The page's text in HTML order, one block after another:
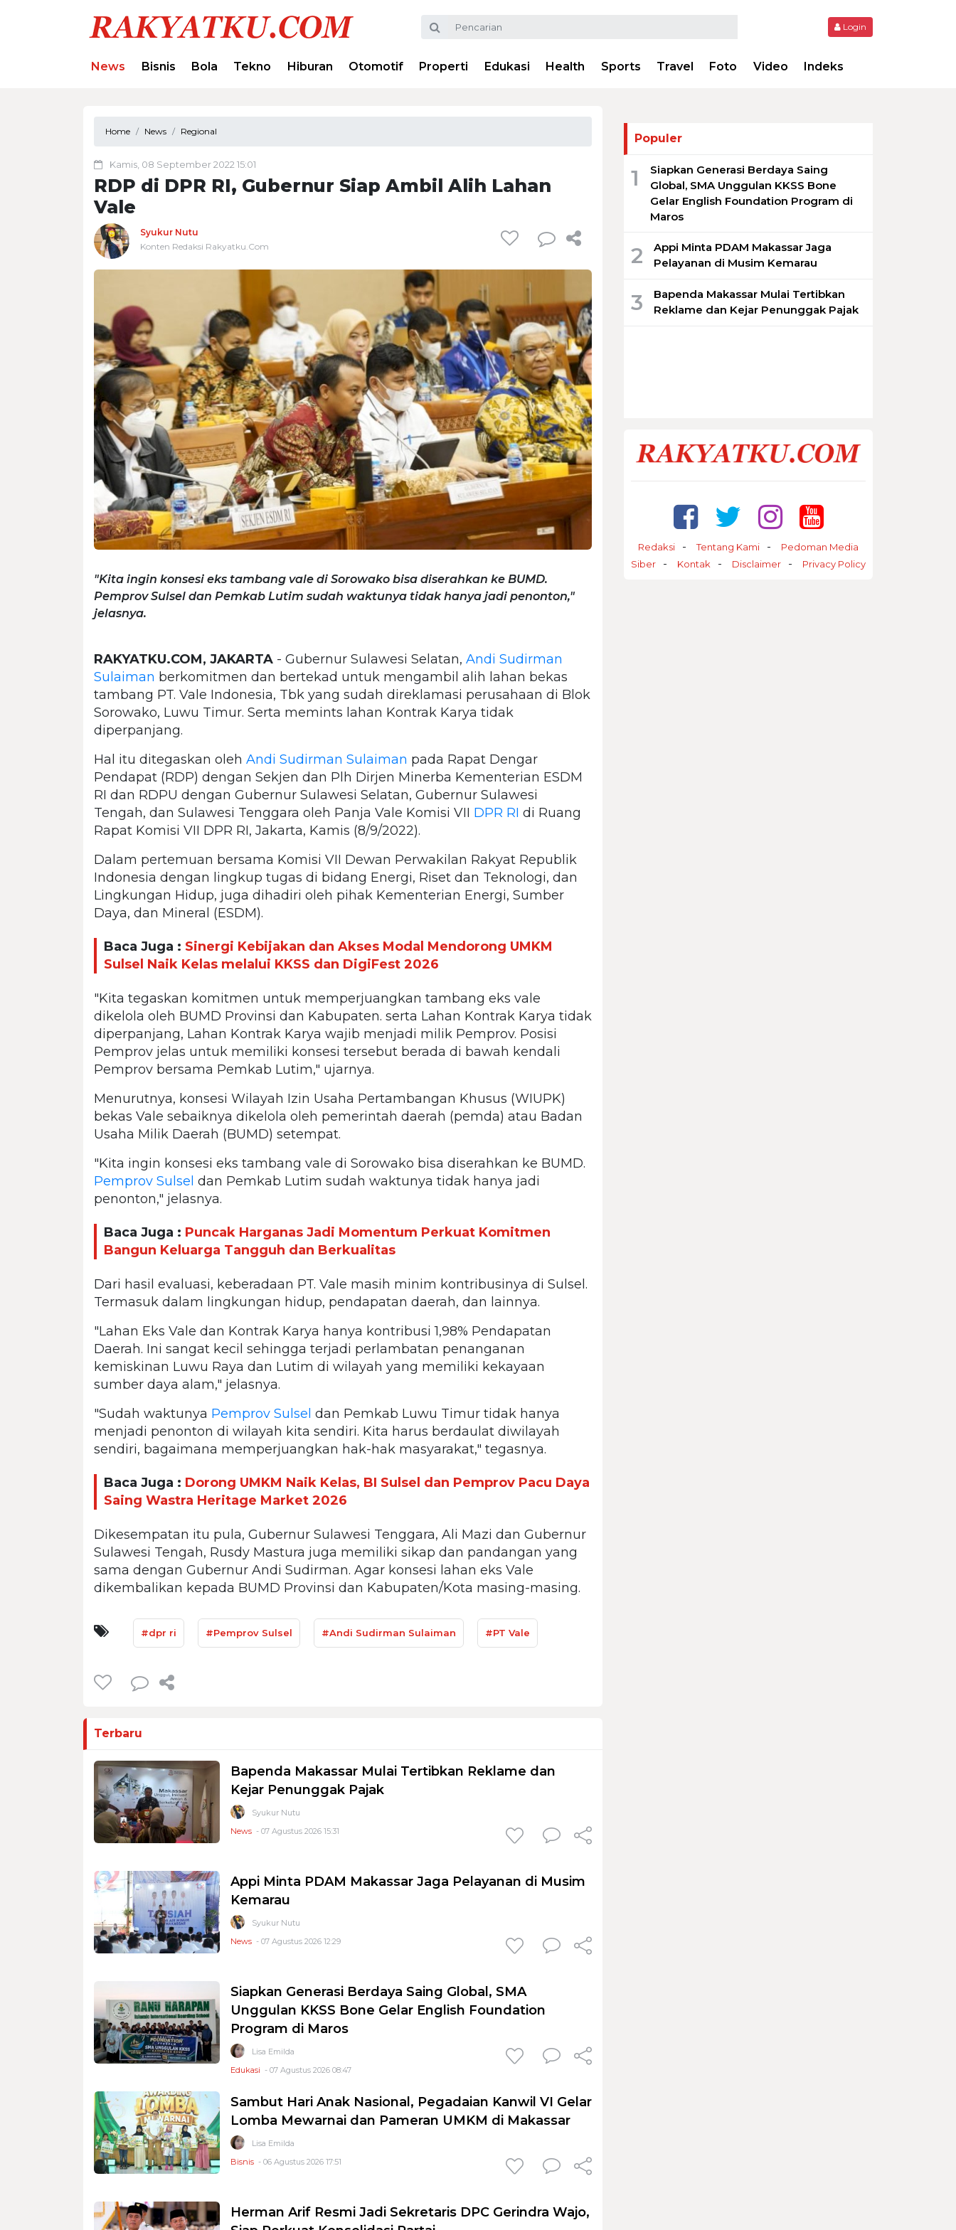
Login
News Bisnis Bola Tekno Hiburan Otomotif Properti Edukasi Health Sports Travel Foto Video Indeks
Home News Regional
Kamis, 08 September 2022 15:01
RDP di DPR RI, Gubernur Siap Ambil Alih Lahan
Vale
Syukur Nutu
Konten Redaksi Rakyatku.Com
"Kita ingin konsesi eks tambang vale di Sorowako bisa diserahkan ke BUMD.
Pemprov Sulsel dan Pemkab Lutim sudah waktunya tidak hanya jadi penonton,"
jelasnya.
RAKYATKU.COM, JAKARTA - Gubernur Sulawesi Selatan, Andi Sudirman
Sulaiman berkomitmen dan bertekad untuk mengambil alih lahan bekas
tambang PT. Vale Indonesia, Tbk yang sudah direklamasi perusahaan di Blok
Sorowako, Luwu Timur. Serta memints lahan Kontrak Karya tidak
diperpanjang.
Hal itu ditegaskan oleh Andi Sudirman Sulaiman pada Rapat Dengar
Pendapat (RDP) dengan Sekjen dan Plh Dirjen Minerba Kementerian ESDM
RI dan RDPU dengan Gubernur Sulawesi Selatan, Gubernur Sulawesi
Tengah, dan Sulawesi Tenggara oleh Panja Vale Komisi VII DPR RI di Ruang
Rapat Komisi VII DPR RI, Jakarta, Kamis (8/9/2022).
Dalam pertemuan bersama Komisi VII Dewan Perwakilan Rakyat Republik
Indonesia dengan lingkup tugas di bidang Energi, Riset dan Teknologi, dan
Lingkungan Hidup, juga dihadiri oleh pihak Kementerian Energi, Sumber
Daya, dan Mineral (ESDM).
Baca Juga : Sinergi Kebijakan dan Akses Modal Mendorong UMKM
Sulsel Naik Kelas melalui KKSS dan DigiFest 2026
"Kita tegaskan komitmen untuk memperjuangkan tambang eks vale
dikelola oleh BUMD Provinsi dan Kabupaten. serta Lahan Kontrak Karya tidak
diperpanjang, Lahan Kontrak Karya wajib menjadi milik Pemprov. Posisi
Pemprov jelas untuk memiliki konsesi tersebut berada di bawah kendali
Pemprov bersama Pemkab Lutim," ujarnya.
Menurutnya, konsesi Wilayah Izin Usaha Pertambangan Khusus (WIUPK)
bekas Vale sebaiknya dikelola oleh pemerintah daerah (pemda) atau Badan
Usaha Milik Daerah (BUMD) setempat.
"Kita ingin konsesi eks tambang vale di Sorowako bisa diserahkan ke BUMD.
Pemprov Sulsel dan Pemkab Lutim sudah waktunya tidak hanya jadi
penonton," jelasnya.
Baca Juga : Puncak Harganas Jadi Momentum Perkuat Komitmen
Bangun Keluarga Tangguh dan Berkualitas
Dari hasil evaluasi, keberadaan PT. Vale masih minim kontribusinya di Sulsel.
Termasuk dalam lingkungan hidup, pendapatan daerah, dan lainnya.
"Lahan Eks Vale dan Kontrak Karya hanya kontribusi 1,98% Pendapatan
Daerah. Ini sangat kecil sehingga terjadi perlambatan penanganan
kemiskinan Luwu Raya dan Lutim di wilayah yang memiliki kekayaan
sumber daya alam," jelasnya.
"Sudah waktunya Pemprov Sulsel dan Pemkab Luwu Timur tidak hanya
menjadi penonton di wilayah kita sendiri. Kita harus berdaulat diwilayah
sendiri, bagaimana memperjuangkan hak-hak masyarakat," tegasnya.
Baca Juga : Dorong UMKM Naik Kelas, BI Sulsel dan Pemprov Pacu Daya
Saing Wastra Heritage Market 2026
Dikesempatan itu pula, Gubernur Sulawesi Tenggara, Ali Mazi dan Gubernur
Sulawesi Tengah, Rusdy Mastura juga memiliki sikap dan pandangan yang
sama dengan Gubernur Andi Sudirman. Agar konsesi lahan eks Vale
dikembalikan kepada BUMD Provinsi dan Kabupaten/Kota masing-masing.
#dpr ri #Pemprov Sulsel #Andi Sudirman Sulaiman #PT Vale
Terbaru
Bapenda Makassar Mulai Tertibkan Reklame dan
Kejar Penunggak Pajak
Syukur Nutu
News - 07 Agustus 2026 15:31
Appi Minta PDAM Makassar Jaga Pelayanan di Musim
Kemarau
Syukur Nutu
News - 07 Agustus 2026 12:29
Siapkan Generasi Berdaya Saing Global, SMA
Unggulan KKSS Bone Gelar English Foundation
Program di Maros
Lisa Emilda
Edukasi - 07 Agustus 2026 08:47
Sambut Hari Anak Nasional, Pegadaian Kanwil VI Gelar
Lomba Mewarnai dan Pameran UMKM di Makassar
Lisa Emilda
Bisnis - 06 Agustus 2026 17:51
Herman Arif Resmi Jadi Sekretaris DPC Gerindra Wajo,
Populer
1
Siapkan Generasi Berdaya Saing
Global, SMA Unggulan KKSS Bone
Gelar English Foundation Program di
Maros
2
Appi Minta PDAM Makassar Jaga
Pelayanan di Musim Kemarau
3
Bapenda Makassar Mulai Tertibkan
Reklame dan Kejar Penunggak Pajak
Redaksi Tentang Kami
Pedoman Media
Siber
Kontak Disclaimer Privacy Policy